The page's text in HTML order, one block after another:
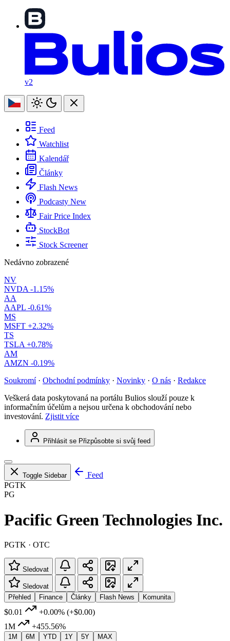
v2
Feed
Watchlist
Kalendář
Články
Flash News
Podcasty New
Fair Price Index
StockBot
Stock Screener
Nedávno zobrazené
NV
NVDA -1.15%
AA
AAPL -0.61%
MS
MSFT +2.32%
TS
TSLA +0.78%
AM
AMZN -0.19%
Soukromí · Obchodní podmínky · Novinky · O nás · Redakce
Veškerá data poskytovaná na portálu Bulios slouží pouze k
informačním účelům a nejsou určena k obchodování nebo
investování. Zjistit více
Přihlásit se Přizpůsobte si svůj feed
Toggle Sidebar
Feed
PGTK
PG
Pacific Green Technologies Inc.
PGTK · OTC
Sledovat
Sledovat
Přehled
Finance Články Flash News Komunita
$0.01 +0.00% (+$0.00)
1M
+455.56%
1M 6M YTD 1Y 5Y MAX